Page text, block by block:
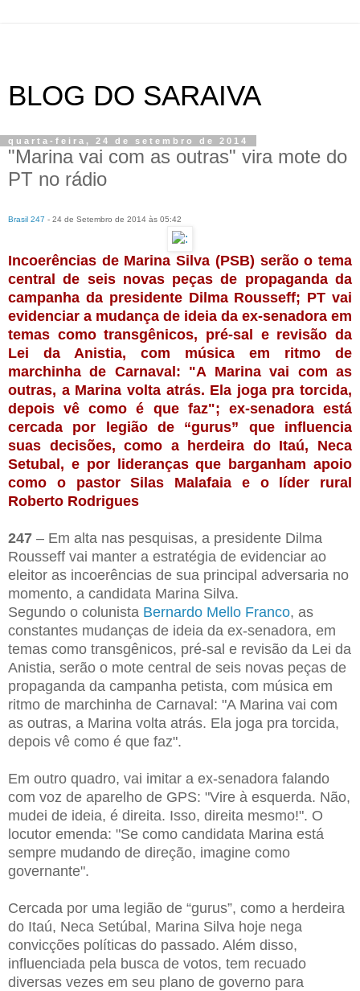
BLOG DO SARAIVA
quarta-feira, 24 de setembro de 2014
"Marina vai com as outras" vira mote do
PT no rádio
Brasil 247 - 24 de Setembro de 2014 às 05:42
Incoerências de Marina Silva (PSB) serão o tema
central de seis novas peças de propaganda da
campanha da presidente Dilma Rousseff; PT vai
evidenciar a mudança de ideia da ex-senadora em
temas como transgênicos, pré-sal e revisão da
Lei da Anistia, com música em ritmo de
marchinha de Carnaval: "A Marina vai com as
outras, a Marina volta atrás. Ela joga pra torcida,
depois vê como é que faz"; ex-senadora está
cercada por legião de “gurus” que influencia
suas decisões, como a herdeira do Itaú, Neca
Setubal, e por lideranças que barganham apoio
como o pastor Silas Malafaia e o líder rural
Roberto Rodrigues
247 – Em alta nas pesquisas, a presidente Dilma
Rousseff vai manter a estratégia de evidenciar ao
eleitor as incoerências de sua principal adversaria no
momento, a candidata Marina Silva.
Segundo o colunista Bernardo Mello Franco, as
constantes mudanças de ideia da ex-senadora, em
temas como transgênicos, pré-sal e revisão da Lei da
Anistia, serão o mote central de seis novas peças de
propaganda da campanha petista, com música em
ritmo de marchinha de Carnaval: "A Marina vai com
as outras, a Marina volta atrás. Ela joga pra torcida,
depois vê como é que faz".
Em outro quadro, vai imitar a ex-senadora falando
com voz de aparelho de GPS: "Vire à esquerda. Não,
mudei de ideia, é direita. Isso, direita mesmo!". O
locutor emenda: "Se como candidata Marina está
sempre mudando de direção, imagine como
governante".
Cercada por uma legião de “gurus”, como a herdeira
do Itaú, Neca Setúbal, Marina Silva hoje nega
convicções políticas do passado. Além disso,
influenciada pela busca de votos, tem recuado
diversas vezes em seu plano de governo para